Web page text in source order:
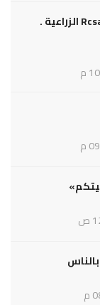
روائح الزمان .. عضو الملكيه Rcsa الزراعية .